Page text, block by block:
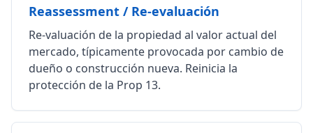
Reassessment / Re-evaluación
Re-valuación de la propiedad al valor actual del
mercado, típicamente provocada por cambio de
dueño o construcción nueva. Reinicia la
protección de la Prop 13.